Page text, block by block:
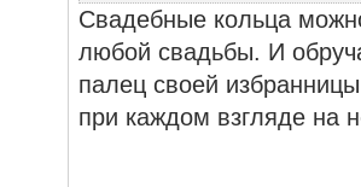
Свадебные кольца
любой свадьбы. И
палец своей
при каждом взгляде на